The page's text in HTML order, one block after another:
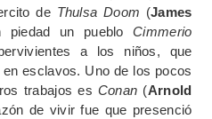
de Thulsa Doom (James
piedad un puebloCimmerio
a los niños, que
esclavos. Uno de los pocos
trabajos es Conan (Arnold
de vivir fue que presenció